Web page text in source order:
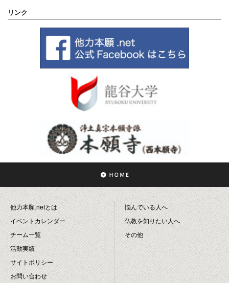
リンク
他力本願.netとは
イベントカレンダー
チーム一覧
活動実績
サイトポリシー
お問い合わせ
悩んでいる人へ
仏教を知りたい人へ
その他